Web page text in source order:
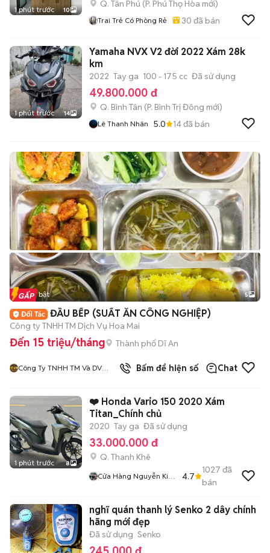
1 phút trước 10
Q. Tân Phú (P. Phú Thọ Hòa mới)
Trai Trẻ Có Phòng Rẻ 30 đã bán
1 phút trước 14
Yamaha NVX V2 đời 2022 Xám 28k
km
2022 Tay ga 100 - 175 cc Đã sử dụng
49.800.000 đ
Q. Bình Tân (P. Bình Trị Đông mới)
Lê Thanh Nhân 5.0 14đã bán
Tin nổi bật 5
ĐẦU BẾP (SUẤT ĂN CÔNG NGHIỆP)
Công ty TNHH TM Dịch Vụ Hoa Mai
Đến 15 triệu/tháng Thành phố Dĩ An
Công Ty TNHH TM Và DV
Bấm để hiện số Chat
1 phút trước 8
❤️ Honda Vario 150 2020 Xám
Titan_Chính chủ
2020 Tay ga Đã sử dụng
33.000.000 đ
Q. Thanh Khê
Cửa Hàng Nguyễn King
4.7
1027 đã
bán
nghĩ quán thanh lý Senko 2 dây chính
hãng mới đẹp
Đã sử dụng Senko